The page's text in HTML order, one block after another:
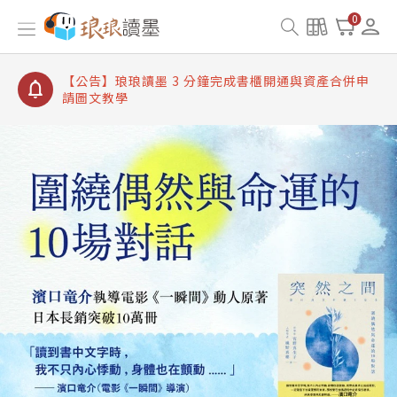
0
【公告】琅琅讀墨書櫃開通常見問題
【公告】琅琅讀墨 3 分鐘完成書櫃開通與資產合併申
【公告】琅琅書店服務升級重要說明及資產合併結果
查詢
【公告】琅琅讀墨數位閱讀資產合併與書櫃開通申請